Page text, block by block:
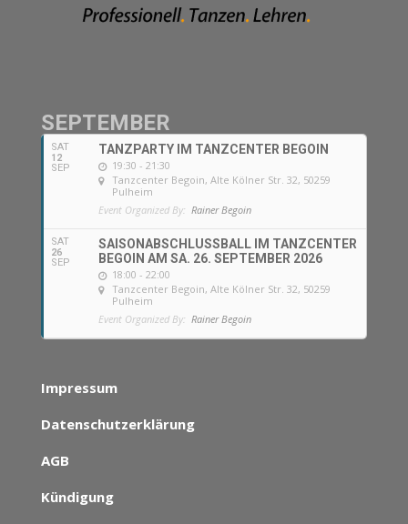
SEPTEMBER
SAT
12
SEP
TANZPARTY IM TANZCENTER BEGOIN
19:30 - 21:30
Tanzcenter Begoin, Alte Kölner Str. 32, 50259
Pulheim
Event Organized By: Rainer Begoin
SAT
26
SEP
SAISONABSCHLUSSBALL IM TANZCENTER
BEGOIN AM SA. 26. SEPTEMBER 2026
18:00 - 22:00
Tanzcenter Begoin, Alte Kölner Str. 32, 50259
Pulheim
Event Organized By: Rainer Begoin
Impressum
Datenschutzerklärung
AGB
Kündigung